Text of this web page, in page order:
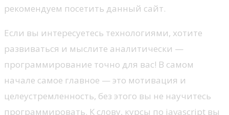
рекомендуем посетить данный сайт.
Если вы интересуетесь технологиями, хотите
развиваться и мыслите аналитически —
программирование точно для вас! В самом
начале самое главное — это мотивация и
целеустремленность, без этого вы не научитесь
программировать. К слову, курсы по javascript вы